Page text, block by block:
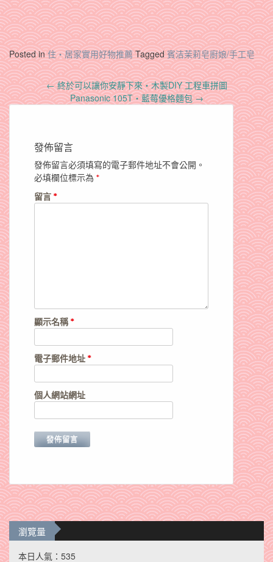
Posted in住‧居家實用好物推薦Tagged賓洁茉莉皂廚娘/手工皂
Post
navigation
←終於可以讓你安靜下來‧木製DIY 工程車拼圖
Panasonic 105T‧藍莓優格麵包→
發佈留言
發佈留言必須填寫的電子郵件地址不會公開。
必填欄位標示為 *
留言 *
顯示名稱*
電子郵件地址 *
個人網站網址
瀏覽量
本日人氣：535